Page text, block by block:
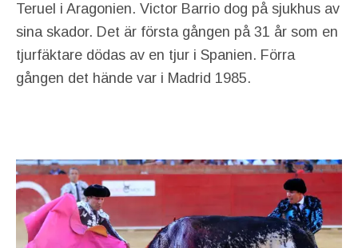
Teruel i Aragonien. Victor Barrio dog på sjukhus av
sina skador. Det är första gången på 31 år som en
tjurfäktare dödas av en tjur i Spanien. Förra
gången det hände var i Madrid 1985.